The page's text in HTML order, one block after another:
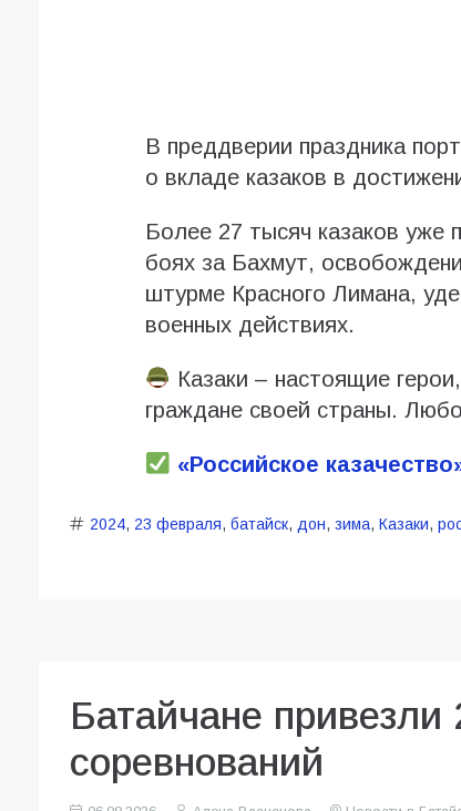
В преддверии праздника
о вкладе казаков в
Более 27 тысяч казаков уже
боях за Бахмут,
штурме Красного Лимана,
военных действиях.
Казаки – настоящие
граждане своей страны.
«Российское
2024, 23 февраля, батайск, дон, зима, Казаки,
Батайчане привезли
соревнований